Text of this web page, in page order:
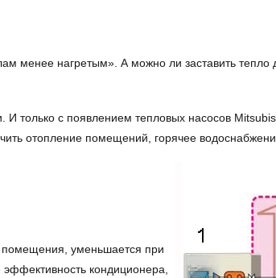
менее нагретым». А можно ли заставить тепло
с появлением тепловых насосов
отопление помещений, горячее
помещения, уменьшается при
кондиционера,